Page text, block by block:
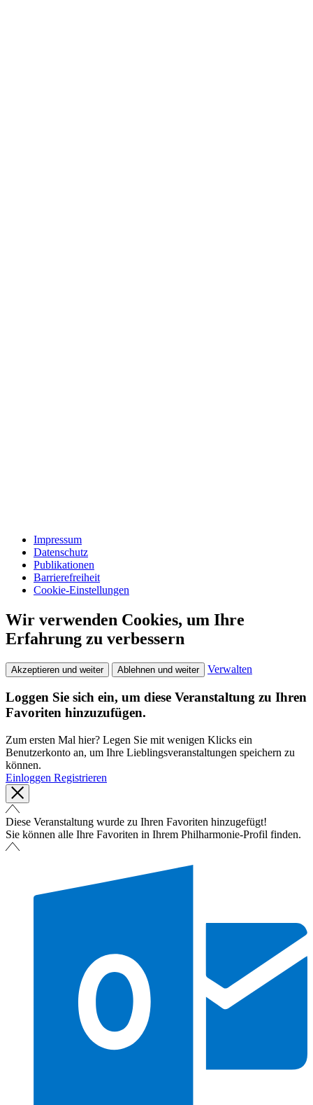
Impressum
Datenschutz
Publikationen
Barrierefreiheit
Cookie-Einstellungen
Wir verwenden Cookies, um Ihre
Erfahrung zu verbessern
Akzeptieren und weiter Ablehnen und weiter Verwalten
Loggen Sie sich ein, um diese Veranstaltung zu Ihren
Favoriten hinzuzufügen.
Zum ersten Mal hier? Legen Sie mit wenigen Klicks ein
Benutzerkonto an, um Ihre Lieblingsveranstaltungen speichern zu
können.
Einloggen Registrieren
Diese Veranstaltung wurde zu Ihren Favoriten hinzugefügt!
Sie können alle Ihre Favoriten in Ihrem Philharmonie-Profil finden.